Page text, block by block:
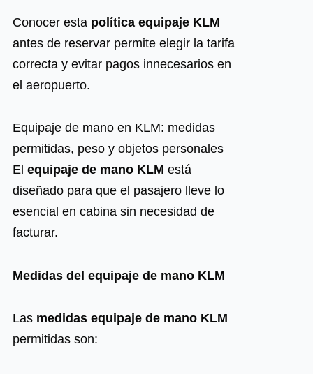
Conocer esta política equipaje KLM
antes de reservar permite elegir la tarifa
correcta y evitar pagos innecesarios en
el aeropuerto.
Equipaje de mano en KLM: medidas
permitidas, peso y objetos personales
El equipaje de mano KLM está
diseñado para que el pasajero lleve lo
esencial en cabina sin necesidad de
facturar.
Medidas del equipaje de mano KLM
Las medidas equipaje de mano KLM
permitidas son: